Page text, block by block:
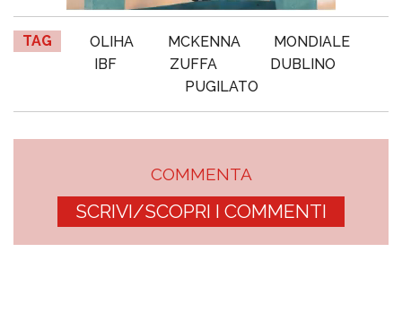
TAG OLIHA MCKENNA
MONDIALE
IBF
ZUFFA
DUBLINO
PUGILATO
COMMENTA
SCRIVI/SCOPRI I COMMENTI